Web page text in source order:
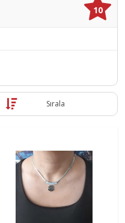
10
Sırala